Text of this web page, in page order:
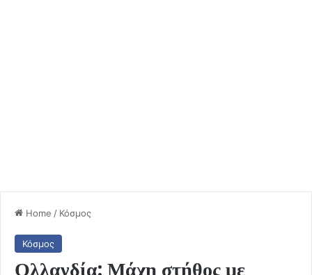
Home / Κόσμος
Κόσμος
Ολλανδία: Μάχη στήθος με